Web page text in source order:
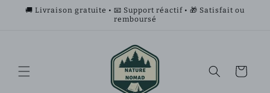
passer
🚚 Livraison gratuite • 📧 Support réactif • 🎁 Satisfait ou
remboursé
Panier